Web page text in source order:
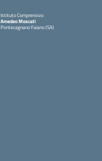
Istituto Comprensivo
Amedeo Moscati
Pontecagnano Faiano (SA)
— Visita la pagina iniziale della scuola